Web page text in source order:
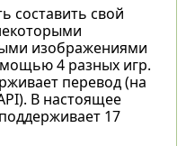
составить свой
изображениями
4 разных игр.
перевод (на
В настоящее
17